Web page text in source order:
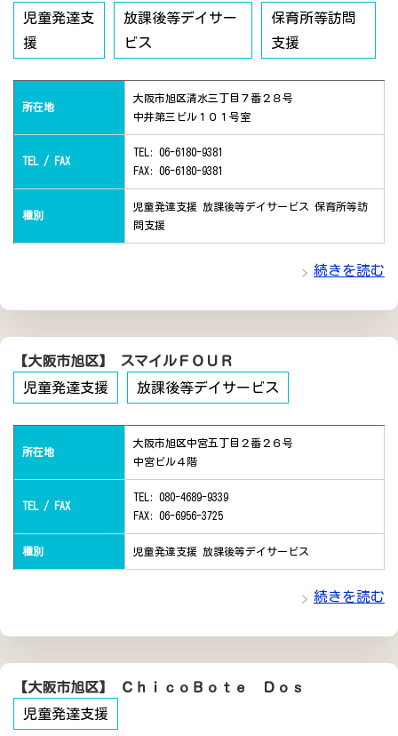
児童発達支
援
放課後等デイサー
ビス
保育所等訪問
支援
所在地
大阪市旭区清水三丁目７番２８号
中井第三ビル１０１号室
TEL / FAX
TEL: 06-6180-9381
FAX: 06-6180-9381
種別
児童発達支援 放課後等デイサービス 保育所等訪
問支援
続きを読む
【大阪市旭区】 スマイルＦＯＵＲ
児童発達支援
放課後等デイサービス
所在地
大阪市旭区中宮五丁目２番２６号
中宮ビル４階
TEL / FAX
TEL: 080-4689-9339
FAX: 06-6956-3725
種別 児童発達支援 放課後等デイサービス
続きを読む
【大阪市旭区】 ＣｈｉｃｏＢｏｔｅ Ｄｏｓ
児童発達支援